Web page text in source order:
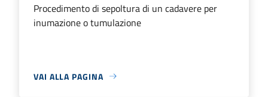
Procedimento di sepoltura di un cadavere per
inumazione o tumulazione
VAI ALLA PAGINA